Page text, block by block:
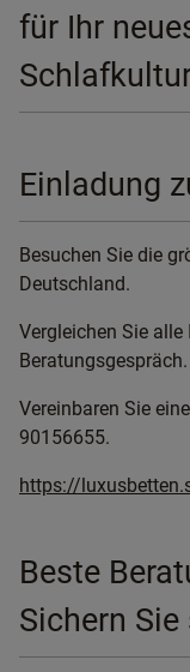
für Ihr
Einladung
Besuchen Sie die
Deutschland.
Vergleichen Sie
Beratungsgespräch.
Vereinbaren Sie
90156655.
https://
Beste
Sichern